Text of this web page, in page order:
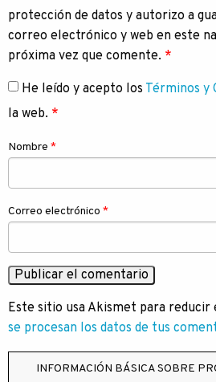
protección de datos y autorizo a
correo electrónico y web en este
próxima vez que comente. *
He leído y acepto los Términos y
la web. *
Nombre *
Correo electrónico *
Este sitio usa Akismet para reducir
se procesan los datos de tus
INFORMACIÓN BÁSICA SOBRE